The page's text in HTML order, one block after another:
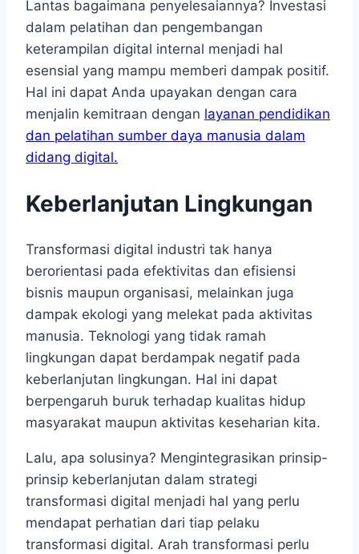
Lantas bagaimana penyelesaiannya? Investasi
dalam pelatihan dan pengembangan
keterampilan digital internal menjadi hal
esensial yang mampu memberi dampak positif.
Hal ini dapat Anda upayakan dengan cara
menjalin kemitraan dengan layanan pendidikan
dan pelatihan sumber daya manusia dalam
didang digital.
Keberlanjutan Lingkungan
Transformasi digital industri tak hanya
berorientasi pada efektivitas dan efisiensi
bisnis maupun organisasi, melainkan juga
dampak ekologi yang melekat pada aktivitas
manusia. Teknologi yang tidak ramah
lingkungan dapat berdampak negatif pada
keberlanjutan lingkungan. Hal ini dapat
berpengaruh buruk terhadap kualitas hidup
masyarakat maupun aktivitas keseharian kita.
Lalu, apa solusinya? Mengintegrasikan prinsip-
prinsip keberlanjutan dalam strategi
transformasi digital menjadi hal yang perlu
mendapat perhatian dari tiap pelaku
transformasi digital. Arah transformasi perlu